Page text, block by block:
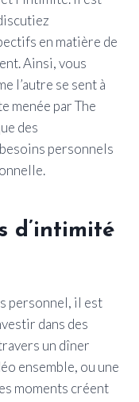
en matière de
Ainsi, vous
l’autre se sent à
menée par The
des
personnels
d’intimité
personnel, il est
dans des
un dîner
ensemble, ou une
moments créent